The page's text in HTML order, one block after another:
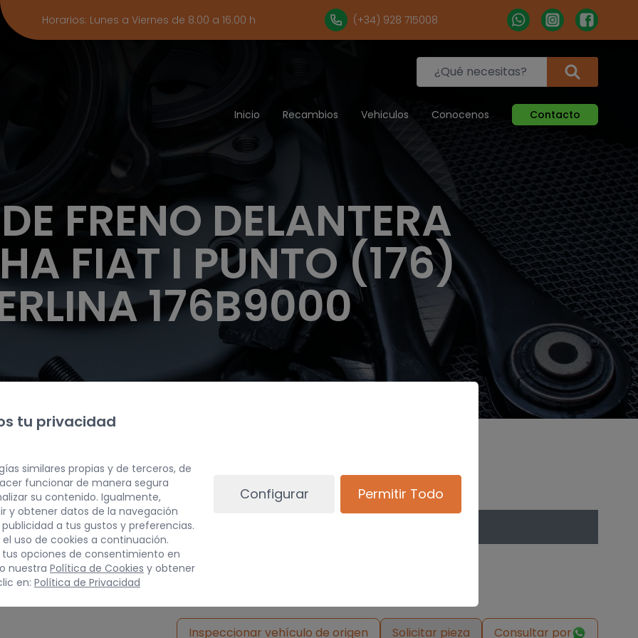
Horarios: Lunes a Viernes de 8.00 a 16.00 h (+34) 928 715008
Inicio Recambios Vehiculos Conocenos Contacto
FRENO DELANTERA
FIAT I PUNTO (176)
176B9000
PESO
Inspeccionar vehículo de origen Solicitar pieza Consultar por
tu privacidad
similares propias y de terceros, de
funcionar de manera segura
su contenido. Igualmente,
y obtener datos de la navegación
a tus gustos y preferencias.
uso de cookies a continuación.
opciones de consentimiento en
nuestra Política de Cookies y obtener
en: Política de Privacidad
Configurar Permitir Todo